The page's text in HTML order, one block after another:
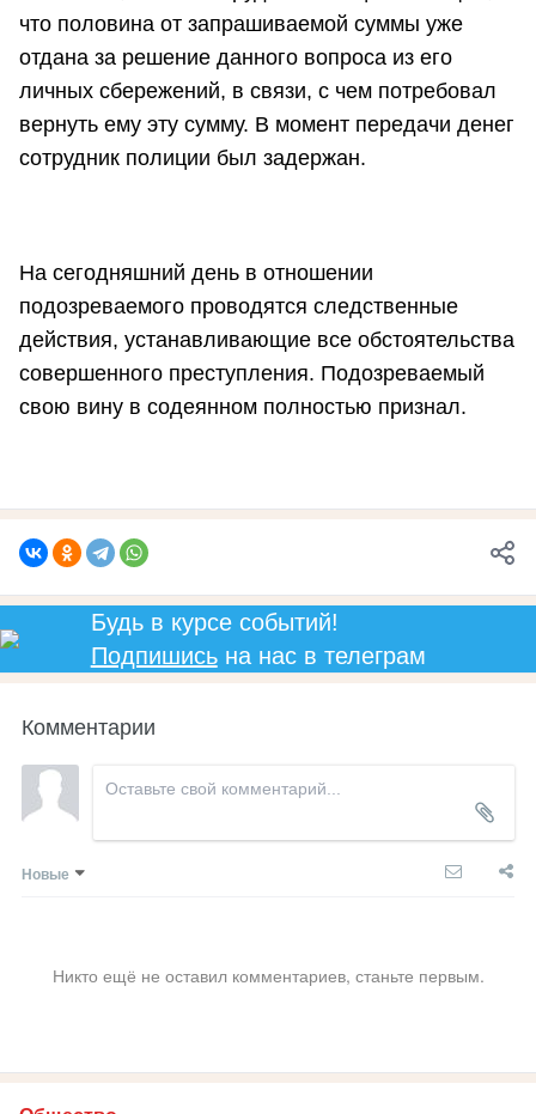
что половина от запрашиваемой суммы уже
отдана за решение данного вопроса из его
личных сбережений, в связи, с чем потребовал
вернуть ему эту сумму. В момент передачи денег
сотрудник полиции был задержан.
На сегодняшний день в отношении
подозреваемого проводятся следственные
действия, устанавливающие все обстоятельства
совершенного преступления. Подозреваемый
свою вину в содеянном полностью признал.
Будь в курсе событий!
Подпишисьна нас в телеграм
Комментарии
Новые
Никто ещё не оставил комментариев, станьте первым.